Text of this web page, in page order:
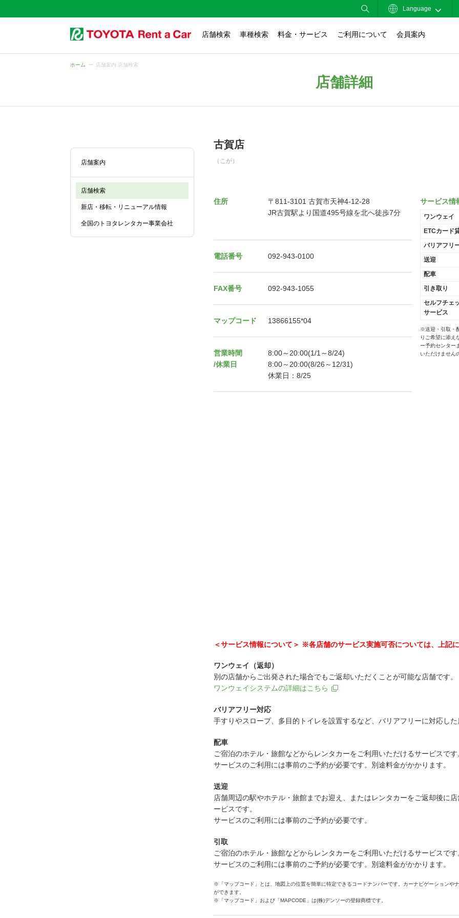
Language
店舗検索 車種検索 料金・サービス ご利用について 会員案内
ホーム 店舗案内 店舗検索
店舗詳細
店舗案内
店舗検索
新店・移転・リニューアル情報
全国のトヨタレンタカー事業会社
古賀店
（こが）
住所
〒811-3101 古賀市天神4-12-28
JR古賀駅より国道495号線を北へ徒歩7分
電話番号 092-943-0100
FAX番号 092-943-1055
マップコード 13866155*04
営業時間
/休業日
8:00～20:00(1/1～8/24)
8:00～20:00(8/26～12/31)
休業日：8/25
サービス情
ワンウェイ
ETCカード
バリアフリ
送迎
配車
引き取り
セルフチェ
サービス
※送迎・引取・
りご希望に添え
ー予約センター
いただけません
＜サービス情報について＞ ※各店舗のサービス実施可否については、上記
ワンウェイ（返却）
別の店舗からご出発された場合でもご返却いただくことが可能な店舗です。
ワンウェイシステムの詳細はこちら
バリアフリー対応
手すりやスロープ、多目的トイレを設置するなど、バリアフリーに対応した
配車
ご宿泊のホテル・旅館などからレンタカーをご利用いただけるサービスです
サービスのご利用には事前のご予約が必要です。別途料金がかかります。
送迎
店舗周辺の駅やホテル・旅館までお迎え、またはレンタカーをご返却後に
ービスです。
サービスのご利用には事前のご予約が必要です。
引取
ご宿泊のホテル・旅館などからレンタカーをご利用いただけるサービスです
サービスのご利用には事前のご予約が必要です。別途料金がかかります。
※「マップコード」とは、地図上の位置を簡単に特定できるコードナンバーです。カーナビゲーションや
ができます。
※「マップコード」および「MAPCODE」は(株)デンソーの登録商標です。